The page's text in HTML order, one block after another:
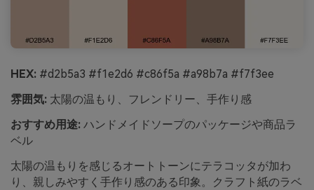
HEX: #d2b5a3 #f1e2d6 #c86f5a #a98b7a #f7f3ee
雰囲気: 太陽の温もり、フレンドリー、手作り感
おすすめ用途: ハンドメイドソープのパッケージや商品ラ
ベル
太陽の温もりを感じるオートトーンにテラコッタが加わ
り、親しみやすく手作り感のある印象。クラフト紙のラベ